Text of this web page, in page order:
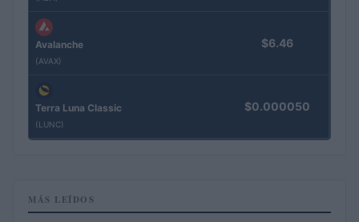
Avalanche
(AVAX)
$6.46
Terra Luna Classic
(LUNC)
$0.000050
MÁS LEÍDOS